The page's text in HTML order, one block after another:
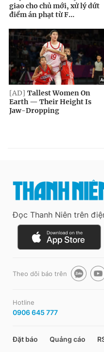
Đọc Thanh Niên trên
Theo dõi báo trên
Hotline
0906 645 777
Đặt báo Quảng cáo